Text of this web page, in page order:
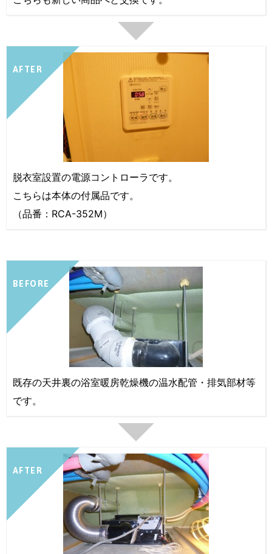
AFTER
脱衣室設置の電源コントローラです。
こちらは本体の付属品です。
（品番：RCA-352M）
BEFORE
既存の天井裏の浴室暖房乾燥機の温水配管・排気部材等
です。
AFTER